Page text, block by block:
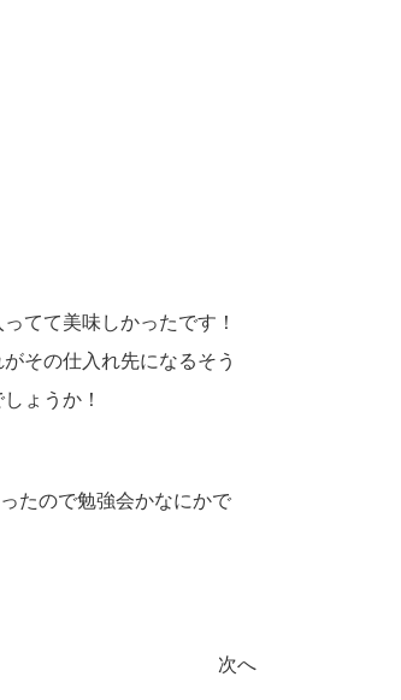
てて美味しかったです！
その仕入れ先になるそう
ょうか！
たので勉強会かなにかで
次へ